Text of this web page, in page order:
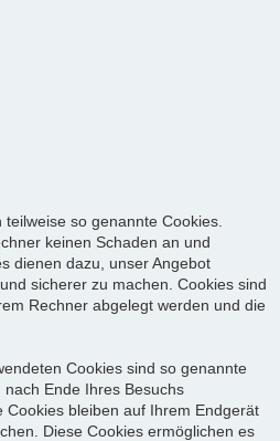
so genannte Cookies.
keinen Schaden an und
dienen dazu, unser Angebot
sicherer zu machen. Cookies sind
Rechner abgelegt werden und die
Cookies sind so genannte
Ende Ihres Besuchs
Cookies bleiben auf Ihrem Endgerät
Diese Cookies ermöglichen es